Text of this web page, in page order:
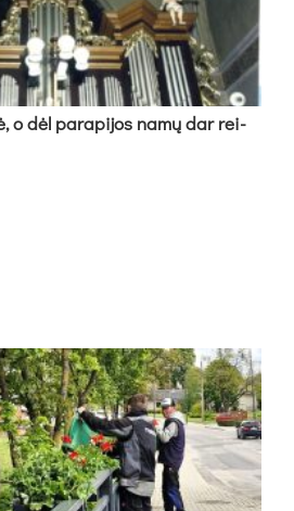
o dėl pa­ra­pi­jos na­mų dar rei­